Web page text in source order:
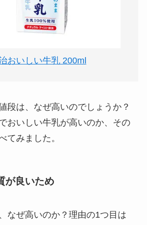
想夫恋はなぜ高い？
人気の理由と安く買
える方法も解説！
アレクサンドルドゥ
方法も解説！
クレ・ド・ポー ボー
テはなぜ高い？なぜ
たまごっちみーつは
気？安く買える方法
おいしい牛乳 200ml
段は、なぜ高いのでしょうか？
おいしい牛乳が高いのか、その
てみました。
が良いため
なぜ高いのか？理由の1つ目は